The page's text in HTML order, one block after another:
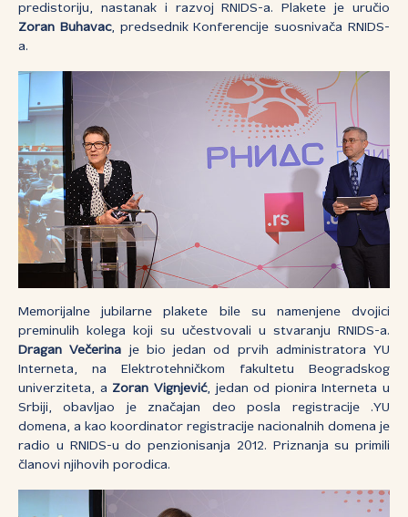
predistoriju, nastanak i razvoj RNIDS-a. Plakete je uručio
Zoran Buhavac, predsednik Konferencije suosnivača RNIDS-
a.
Memorijalne jubilarne plakete bile su namenjene dvojici
preminulih kolega koji su učestvovali u stvaranju RNIDS-a.
Dragan Večerina je bio jedan od prvih administratora YU
Interneta, na Elektrotehničkom fakultetu Beogradskog
univerziteta, a Zoran Vignjević, jedan od pionira Interneta u
Srbiji, obavljao je značajan deo posla registracije .YU
domena, a kao koordinator registracije nacionalnih domena je
radio u RNIDS-u do penzionisanja 2012. Priznanja su primili
članovi njihovih porodica.